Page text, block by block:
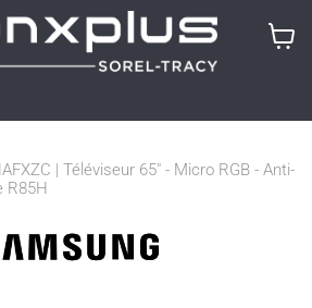
| Téléviseur 65" - Micro RGB - Anti-
R85H